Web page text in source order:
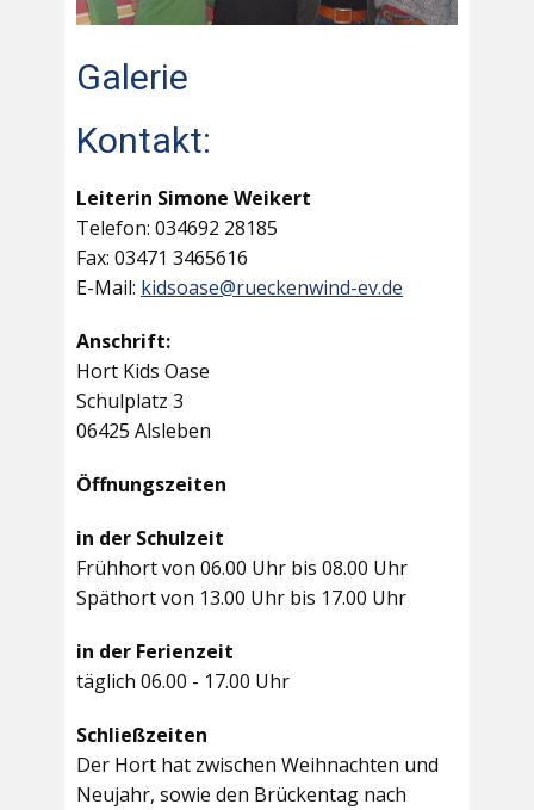
Galerie
Kontakt:
Leiterin Simone Weikert
Telefon: 034692 28185
Fax: 03471 3465616
E-Mail: kidsoase@rueckenwind-ev.de
Anschrift:
Hort Kids Oase
Schulplatz 3
06425 Alsleben
Öffnungszeiten
in der Schulzeit
Frühhort von 06.00 Uhr bis 08.00 Uhr
Späthort von 13.00 Uhr bis 17.00 Uhr
in der Ferienzeit
täglich 06.00 - 17.00 Uhr
Schließzeiten
Der Hort hat zwischen Weihnachten und
Neujahr, sowie den Brückentag nach